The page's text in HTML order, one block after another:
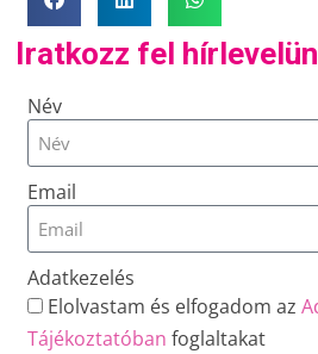
Iratkozz fel
Név
Email
Adatkezelés
Elolvastam és elfogadom az
Tájékoztatóban foglaltakat